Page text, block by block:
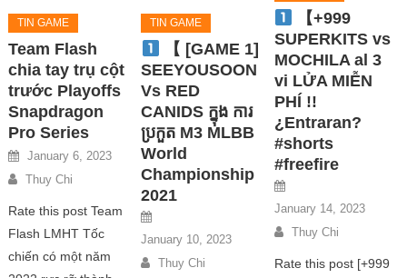
Snapdragon
Pro Series
January 6, 2023
Thuy Chi
Rate this post Team
Flash LMHT Tốc
chiến có một năm
2022 rực rỡ thành
đôi tuyển thủ trụ cột
TIN GAME
【 [GAME 1]
SEEYOUSOON
Vs RED
CANIDS ក្នុង ការ
ប្រកួត M3 MLBB
World
Championship
2021
January 10, 2023
Thuy Chi
【+999
SUPERKITS vs
MOCHILA al 3
vi LỬA MIỄN
PHÍ !!
¿Entraran?
#shorts
#freefire
January 14, 2023
Thuy Chi
Rate this post [+999